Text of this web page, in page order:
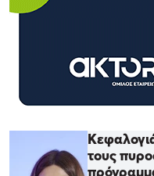
τους